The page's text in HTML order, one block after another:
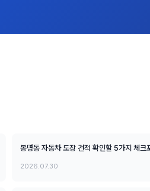
봉명동 자동차 도장 견적 확인할 5가지 체크
2026.07.30